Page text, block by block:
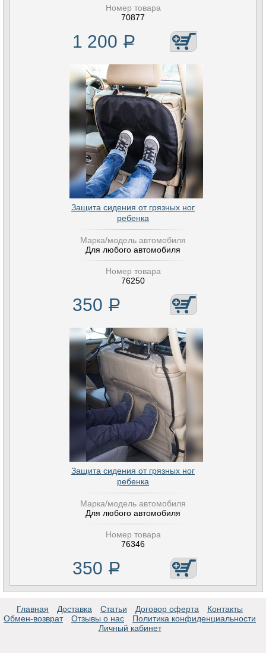
Номер товара
70877
1 200 Р
Защита сидения от грязных ног
ребенка
Марка/модель автомобиля
Для любого автомобиля
Номер товара
76250
350 Р
Защита сидения от грязных ног
ребенка
Марка/модель автомобиля
Для любого автомобиля
Номер товара
76346
350 Р
Главная Доставка Статьи Договор оферта
Контакты
Обмен-возврат
Отзывы о нас
Политика конфиденциальности
Личный кабинет